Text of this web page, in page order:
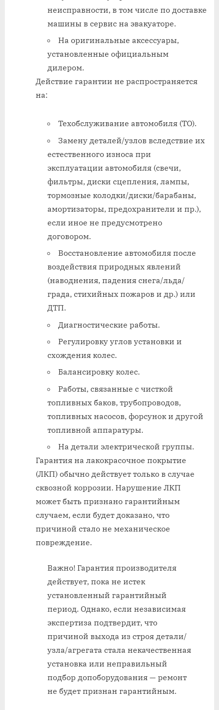
неисправности, в том числе по доставке
машины в сервис на эвакуаторе.
На оригинальные аксессуары,
установленные официальным
дилером.
Действие гарантии не распространяется
на:
Техобслуживание автомобиля (ТО).
Замену деталей/узлов вследствие их
естественного износа при
эксплуатации автомобиля (свечи,
фильтры, диски сцепления, лампы,
тормозные колодки/диски/барабаны,
амортизаторы, предохранители и пр.),
если иное не предусмотрено
договором.
Восстановление автомобиля после
воздействия природных явлений
(наводнения, падения снега/льда/
града, стихийных пожаров и др.) или
ДТП.
Диагностические работы.
Регулировку углов установки и
схождения колес.
Балансировку колес.
Работы, связанные с чисткой
топливных баков, трубопроводов,
топливных насосов, форсунок и другой
топливной аппаратуры.
На детали электрической группы.
Гарантия на лакокрасочное покрытие
(ЛКП) обычно действует только в случае
сквозной коррозии. Нарушение ЛКП
может быть признано гарантийным
случаем, если будет доказано, что
причиной стало не механическое
повреждение.
Важно! Гарантия производителя
действует, пока не истек
установленный гарантийный
период. Однако, если независимая
экспертиза подтвердит, что
причиной выхода из строя детали/
узла/агрегата стала некачественная
установка или неправильный
подбор допоборудования — ремонт
не будет признан гарантийным.